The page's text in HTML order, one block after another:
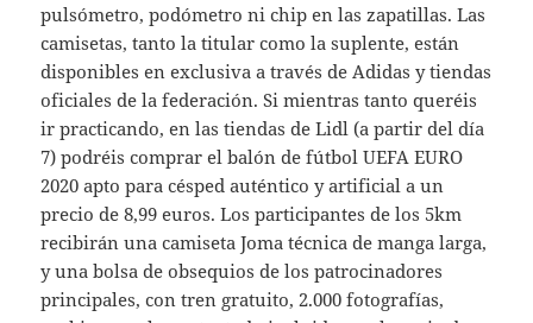
pulsómetro, podómetro ni chip en las zapatillas. Las
camisetas, tanto la titular como la suplente, están
disponibles en exclusiva a través de Adidas y tiendas
oficiales de la federación. Si mientras tanto queréis
ir practicando, en las tiendas de Lidl (a partir del día
7) podréis comprar el balón de fútbol UEFA EURO
2020 apto para césped auténtico y artificial a un
precio de 8,99 euros. Los participantes de los 5km
recibirán una camiseta Joma técnica de manga larga,
y una bolsa de obsequios de los patrocinadores
principales, con tren gratuito, 2.000 fotografías,